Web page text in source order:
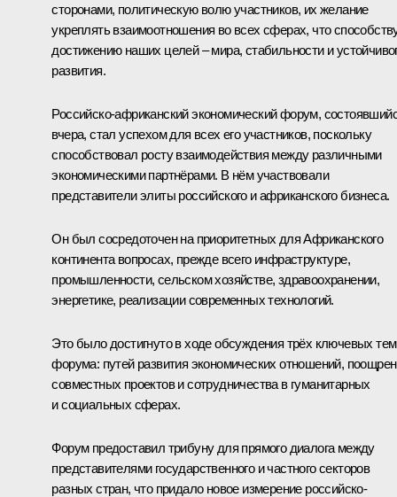
сторонами, политическую волю участников, их желание
укреплять взаимоотношения во всех сферах, что
достижению наших целей – мира, стабильности и
развития.
Российско-африканский экономический форум,
вчера, стал успехом для всех его участников, поскольку
способствовал росту взаимодействия между различными
экономическими партнёрами. В нём участвовали
представители элиты российского и африканского бизнеса.
Он был сосредоточен на приоритетных для Африканского
континента вопросах, прежде всего инфраструктуре,
промышленности, сельском хозяйстве, здравоохранении,
энергетике, реализации современных технологий.
Это было достигнуто в ходе обсуждения трёх ключевых тем
форума: путей развития экономических отношений,
совместных проектов и сотрудничества в гуманитарных
и социальных сферах.
Форум предоставил трибуну для прямого диалога между
представителями государственного и частного секторов
разных стран, что придало новое измерение российско-